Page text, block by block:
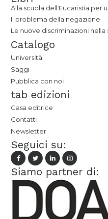
Alla scuola dell'Eucaristia per
Il problema della negazione
Le nuove discriminazioni
Catalogo
Università
Saggi
Pubblica con noi
tab edizioni
Casa editrice
Contatti
Newsletter
Seguici su:
Siamo partner di: